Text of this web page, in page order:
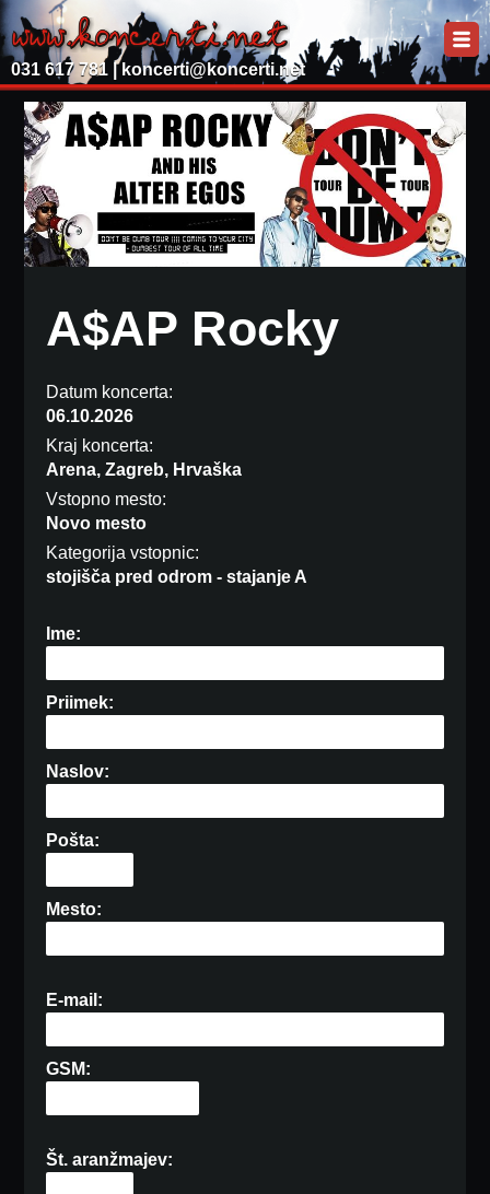
031 617 781 | koncerti@koncerti.net
A$AP Rocky
Datum koncerta:
06.10.2026
Kraj koncerta:
Arena, Zagreb, Hrvaška
Vstopno mesto:
Novo mesto
Kategorija vstopnic:
stojišča pred odrom - stajanje A
Ime:
Priimek:
Naslov:
Pošta:
Mesto:
E-mail:
GSM:
Št. aranžmajev: